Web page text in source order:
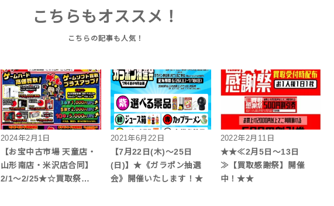
こちらもオススメ！
2024年2月1日
【お宝中古市場 天童店・
山形南店・米沢店合同】
2/1～2/25★☆買取祭…
2021年6月22日
【7月22日(木)～25日
(日)】★《ガラポン抽選
会》開催いたします！★
2022年2月11日
★★≪2月5日～13日
≫【買取感謝祭】開催
中！★★